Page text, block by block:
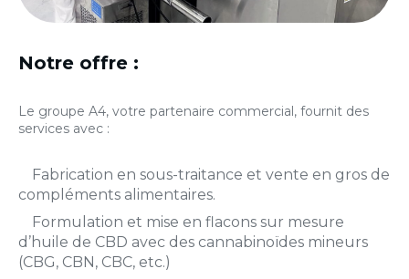
Notre offre :
Le groupe A4, votre partenaire commercial, fournit des
services avec :
Fabrication en sous-traitance et vente en gros de
compléments alimentaires.
Formulation et mise en flacons sur mesure
d’huile de CBD avec des cannabinoïdes mineurs
(CBG, CBN, CBC, etc.)